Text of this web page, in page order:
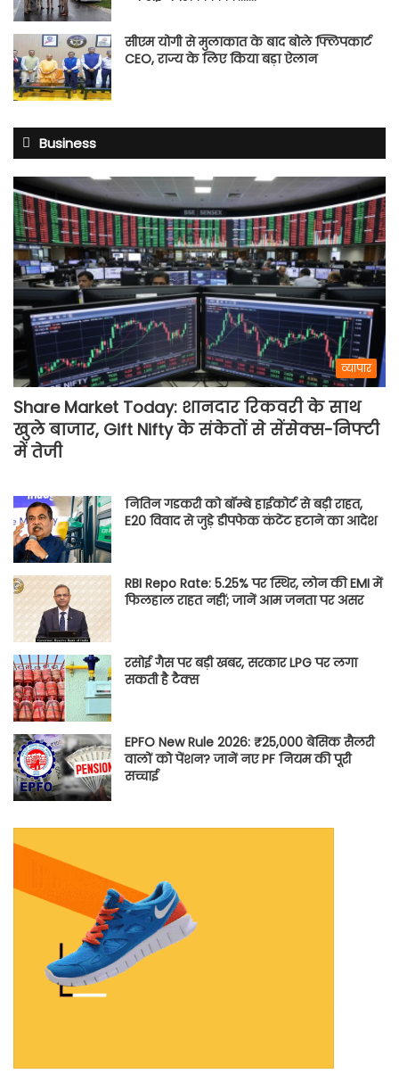
सीएम योगी से मुलाकात के बाद बोले फ्लिपकार्ट
CEO, राज्य के लिए किया बड़ा ऐलान
Business
व्यापार
Share Market Today: शानदार रिकवरी के साथ
खुले बाजार, Gift Nifty के संकेतों से सेंसेक्स-निफ्टी
में तेजी
नितिन गडकरी को बॉम्बे हाईकोर्ट से बड़ी राहत,
E20 विवाद से जुड़े डीपफेक कंटेंट हटाने का आदेश
RBI Repo Rate: 5.25% पर स्थिर, लोन की EMI में
फिलहाल राहत नहीं; जानें आम जनता पर असर
रसोई गैस पर बड़ी खबर, सरकार LPG पर लगा
सकती है टैक्स
EPFO New Rule 2026: ₹25,000 बेसिक सैलरी
वालों को पेंशन? जानें नए PF नियम की पूरी
सच्चाई